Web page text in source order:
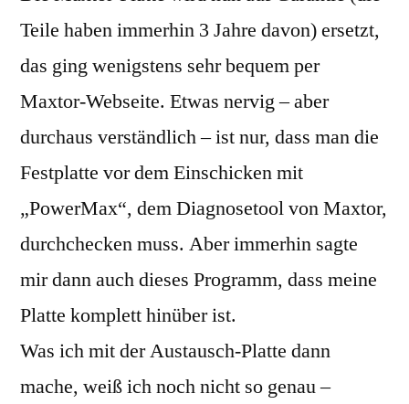
Teile haben immerhin 3 Jahre davon) ersetzt,
das ging wenigstens sehr bequem per
Maxtor-Webseite. Etwas nervig – aber
durchaus verständlich – ist nur, dass man die
Festplatte vor dem Einschicken mit
„PowerMax“, dem Diagnosetool von Maxtor,
durchchecken muss. Aber immerhin sagte
mir dann auch dieses Programm, dass meine
Platte komplett hinüber ist.
Was ich mit der Austausch-Platte dann
mache, weiß ich noch nicht so genau –